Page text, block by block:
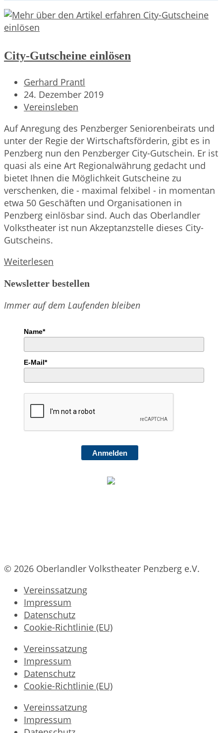
City-Gutscheine einlösen
Beitrags-
Autor:
Gerhard Prantl
Beitrag
veröffentlicht:
24. Dezember 2019
Beitrags-
Vereinsleben
Auf Anregung des Penzberger Seniorenbeirats und
unter der Regie der Wirtschaftsförderin, gibt es in
Penzberg nun den Penzberger City-Gutschein. Er ist
quasi als eine Art Regionalwährung gedacht und
bietet Ihnen die Möglichkeit Gutscheine zu
verschenken, die - maximal felxibel - in momentan
etwa 50 Geschäften und Organisationen in
Penzberg einlösbar sind. Auch das Oberlandler
Volkstheater ist nun Akzeptanzstelle dieses City-
Gutscheins.
Weiterlesen
einlösen
Newsletter bestellen
Immer auf dem Laufenden bleiben
Name*
E-Mail*
Anmelden
© 2026 Oberlandler Volkstheater Penzberg e.V.
Vereinssatzung
Impressum
Datenschutz
Cookie-Richtlinie (EU)
Vereinssatzung
Impressum
Datenschutz
Cookie-Richtlinie (EU)
Vereinssatzung
Impressum